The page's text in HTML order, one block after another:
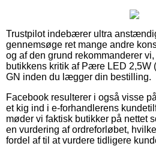
Trustpilot indebærer ultra
gennemsøge ret mange andre
og af den grund rekommanderer
butikkens kritik af Pære LED
GN inden du lægger din bestilling.
Facebook resulterer i også visse
et kig ind i e-forhandlerens
møder vi faktisk butikker på nettet
en vurdering af ordreforløbet,
fordel af til at vurdere tidligere